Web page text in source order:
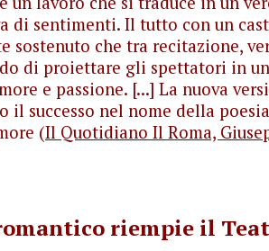
di sentimenti. Il tutto con un
sostenuto che tra recitazione,
di proiettare gli spettatori in un
e passione. [...] La nuova
il successo nel nome della
(Il Quotidiano Il Roma,
riempie il